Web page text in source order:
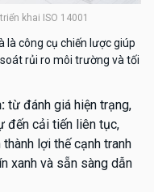
khai ISO 14001
là công cụ chiến lược giúp
rủi ro môi trường và tối
từ đánh giá hiện trạng,
đến cải tiến liên tục,
lợi thế cạnh tranh
xanh và sẵn sàng dẫn